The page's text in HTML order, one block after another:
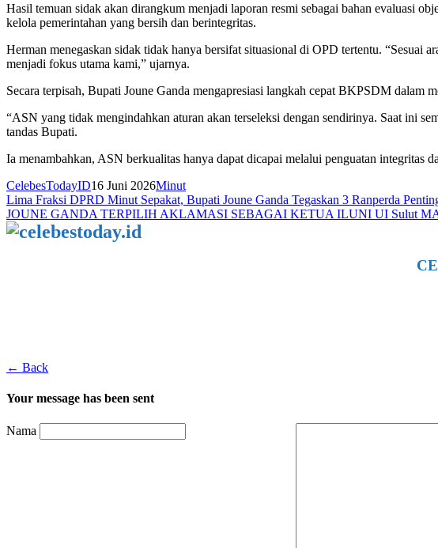
Hasil temuan sidak akan dirangkum menjadi laporan resmi sebagai bahan evaluasi
kelola pemerintahan yang bersih dan berintegritas.
Herman menegaskan sidak tidak hanya bersifat situasional di OPD tertentu. “Sesuai
menjadi fokus utama kami,” ujarnya.
Secara terpisah, Bupati Joune Ganda mengapresiasi langkah cepat BKPSDM
“ASN yang tidak mengindahkan aturan akan terseleksi dengan sendirinya. Saat ini
tandas Bupati.
Ia menambahkan, ASN berkualitas hanya dapat dicapai melalui penguatan integritas
CelebesTodayID16 Juni 2026Minut
Navigasi
pos
Lima Fraksi DPRD Minut Sepakat, Bupati Joune Ganda Tegaskan 3 Ranperda
JOUNE GANDA TERPILIH AKLAMASI SEBAGAI KETUA ILUNI UI Sulut
← Back
Your message has been sent
Nama